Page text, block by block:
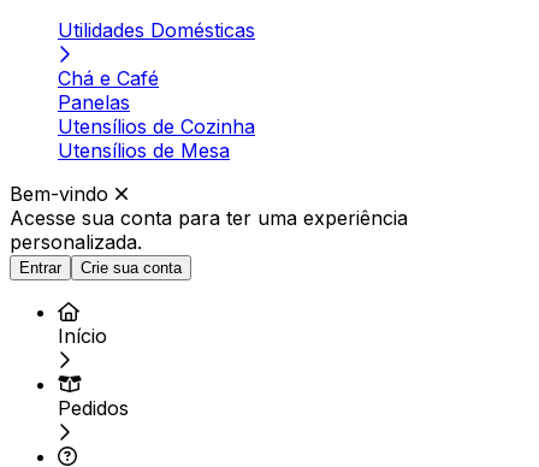
Utilidades Domésticas
Chá e Café
Panelas
Utensílios de Cozinha
Utensílios de Mesa
Bem-vindo
Acesse sua conta para ter uma experiência
personalizada.
Entrar Crie sua conta
Início
Pedidos